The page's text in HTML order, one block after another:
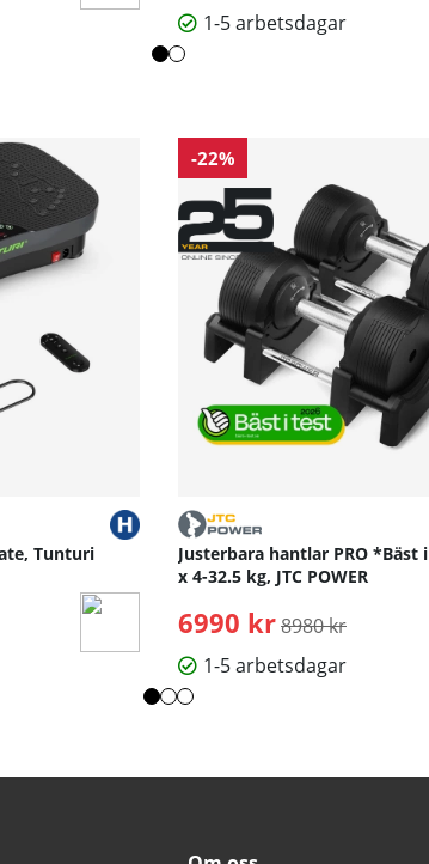
1-5 arbetsdagar
Tunturi
-22%
Justerbara hantlar PRO *Bäst
x 4-32.5 kg, JTC POWER
6990 kr Ordinarie pris:
8980 kr
1-5 arbetsdagar